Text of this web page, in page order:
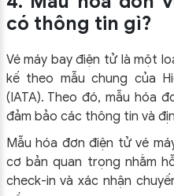
có thông tin gì?
Vé máy bay điện tử là một
kế theo mẫu chung của
(IATA). Theo đó, mẫu hóa
đảm bảo các thông tin và
Mẫu hóa đơn điện tử vé
cơ bản quan trọng nhằm
check-in và xác nhận